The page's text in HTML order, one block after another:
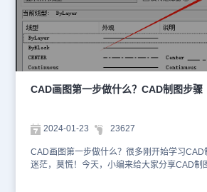
CAD软件采用了智能显示、分级存储和图形
使得大图操作速度提升10倍以上，让绘图过程
无疑为用户提供了一种高效、顺滑的工作体验
了CAD协同设计系统，让设计更加互联，顶层
保障设计精度和进度。同时，浩辰CAD软件还
够支持R12-2018、各版本DWG/DXF以及兼
等不同格式的文件。在易用性方面，浩辰CAD
风格和熟悉的功能命令，用户可以轻松上手，
Ribbon界面两种工作模式，自由切换，更加灵
CAD软件还具有轻巧实用的特点，无捆绑安装
可以更快地完成设计任务。综上所述，浩辰
大、操作简便、高效流畅的绘图软件，无论是
CAD画图第一步做什么？CAD制图步骤
2024-01-23 23627
CAD画图第一步做什么？很多刚开始学习CAD
迷茫，莫慌！今天，小编来给大家分享CAD制